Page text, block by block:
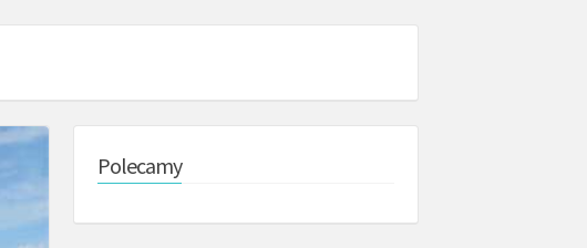
Polecamy